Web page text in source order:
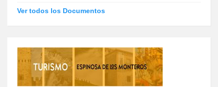
Ver todos los Documentos